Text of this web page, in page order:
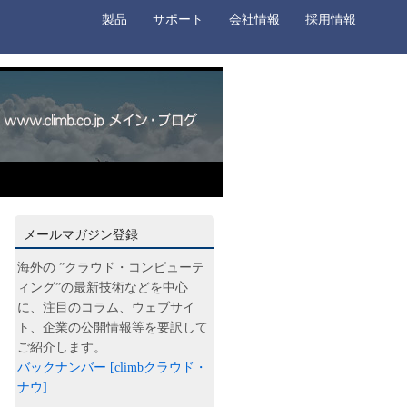
製品 サポート 会社情報 採用情報
メールマガジン登録
海外の ”クラウド・コンピューテ
ィング”の最新技術などを中心
に、注目のコラム、ウェブサイ
ト、企業の公開情報等を要訳して
ご紹介します。
バックナンバー [climbクラウド・
ナウ]